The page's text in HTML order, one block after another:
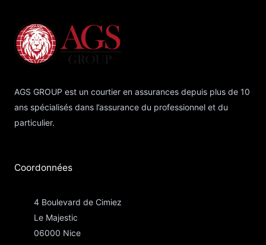
AGS GROUP est un courtier en assurances depuis plus de 10
ans spécialisés dans l’assurance du professionnel et du
particulier.
Coordonnées​
4 Boulevard de Cimiez
Le Majestic
06000 Nice